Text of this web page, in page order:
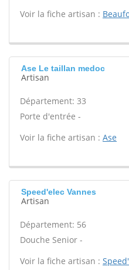
Voir la fiche artisan :
Ase Le taillan medoc
Artisan
Département: 33
Porte d'entrée -
Voir la fiche artisan : Ase
Speed'elec Vannes
Artisan
Département: 56
Douche Senior -
Voir la fiche artisan :